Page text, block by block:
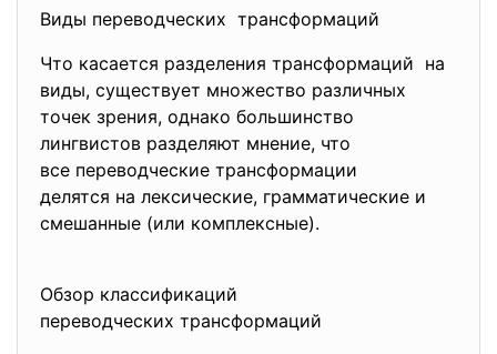
Виды переводческих трансформаций
Что касается разделения трансформаций на
виды, существует множество различных
точек зрения, однако большинство
лингвистов разделяют мнение, что
все переводческие трансформации
делятся на лексические, грамматические и
смешанные (или комплексные).
Обзор классификаций
переводческих трансформаций